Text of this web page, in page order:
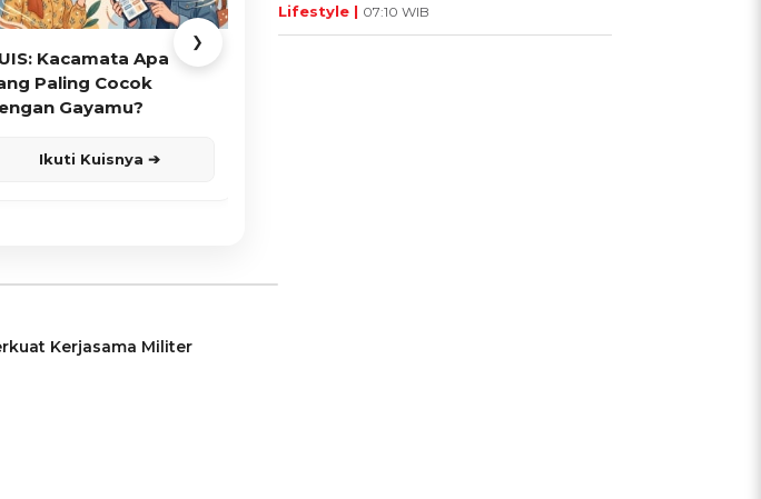
Kacamata Apa
Paling Cocok
Gayamu?
Ikuti Kuisnya ➔
❯
Kerjasama Militer
Lifestyle | 07:10 WIB